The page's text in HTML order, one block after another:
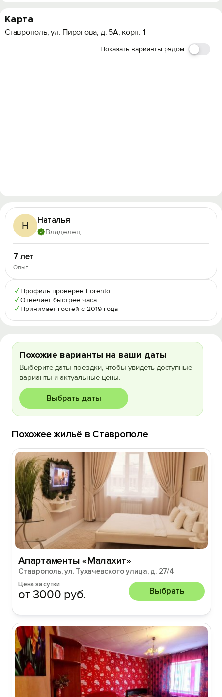
Карта
Ставрополь, ул. Пирогова, д. 5А, корп. 1
Показать варианты рядом
Н Наталья
Владелец
7 лет
Опыт
✓ Профиль проверен Forento
✓Отвечает быстрее часа
✓ Принимает гостей с 2019 года
Похожие варианты на ваши даты
Выберите даты поездки, чтобы увидеть доступные
варианты и актуальные цены.
Выбрать даты
Похожее жильё в Ставрополе
Апартаменты «Малахит»
Ставрополь, ул. Тухачевского улица, д. 27/4
Цена за сутки
от 3000 руб. Выбрать